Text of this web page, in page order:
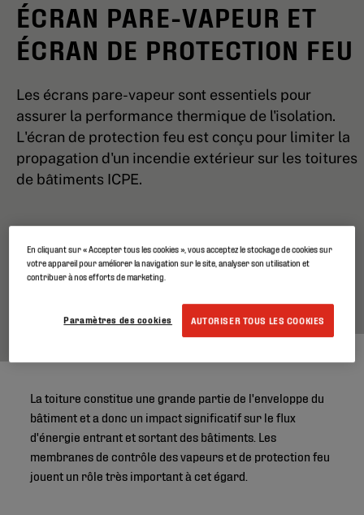
ÉCRAN PARE-VAPEUR ET
ÉCRAN DE PROTECTION FEU
Les écrans pare-vapeur sont essentiels pour
assurer la performance thermique de l'isolation.
L'écran de protection feu est conçu pour limiter la
propagation d'un incendie extérieur sur les toitures
de bâtiments ICPE.
La toiture constitue une grande partie de l'enveloppe du
bâtiment et a donc un impact significatif sur le flux
d'énergie entrant et sortant des bâtiments. Les
membranes de contrôle des vapeurs et de protection feu
jouent un rôle très important à cet égard.
En cliquant sur « Accepter tous les cookies », vous acceptez le stockage de cookies sur
votre appareil pour améliorer la navigation sur le site, analyser son utilisation et
contribuer à nos efforts de marketing.
AUTORISER TOUS LES COOKIES
Paramètres des cookies